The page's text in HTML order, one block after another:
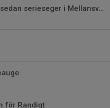
I backspegeln: 110 år sedan serieseger i Mellansvenska Serien
för Randigt